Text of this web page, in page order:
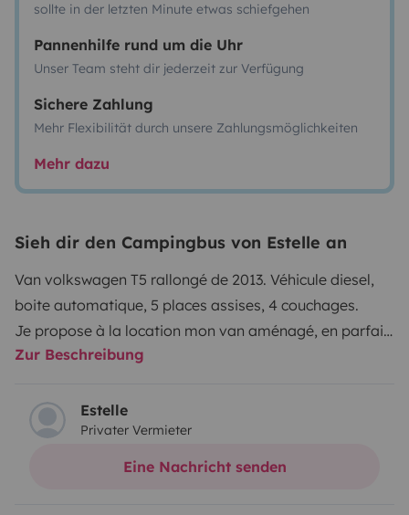
sollte in der letzten Minute etwas schiefgehen
Pannenhilfe rund um die Uhr
Unser Team steht dir jederzeit zur Verfügung
Sichere Zahlung
Mehr Flexibilität durch unsere Zahlungsmöglichkeiten
Mehr dazu
Sieh dir den Campingbus von Estelle an
Van volkswagen T5 rallongé de 2013. Véhicule diesel,
boite automatique, 5 places assises, 4 couchages.
Je propose à la location mon van aménagé, en parfait
état, prêt pour vos escapades, road trips ou vacances
plaque de feu gaz sont mis à votre disposition, équipé
aussi d'un réfrigérateur et une Tv connectée. Porte vélo
disponible à la demande. Facile à conduire et à
Zur Beschreibung
Estelle
Privater Vermieter
Eine Nachricht senden